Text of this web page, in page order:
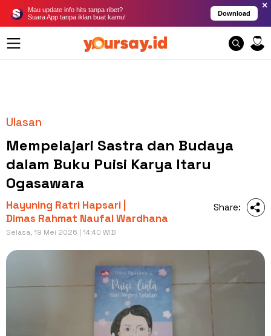
Mau update info hits tanpa ribet?
Suara App tanpa iklan buat kamu!
Download
×
Ulasan
Mempelajari Sastra dan Budaya
dalam Buku Puisi Karya Itaru
Ogasawara
Hayuning Ratri Hapsari |
Dimas Rahmat Naufal Wardhana
Selasa, 19 Mei 2026 | 14:40 WIB
Share: